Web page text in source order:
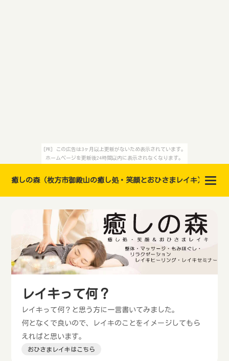
[PR] この広告は3ヶ月以上更新がないため表示されています。
ホームページを更新後24時間以内に表示されなくなります。
癒しの森（枚方市御殿山の癒し処・笑顔とおひさまレイキ）レイ
レイキって何？
レイキって何？と思う方に一言書いてみました。
何となくで良いので、レイキのことをイメージしてもら
えればと思います。
おひさまレイキはこちら